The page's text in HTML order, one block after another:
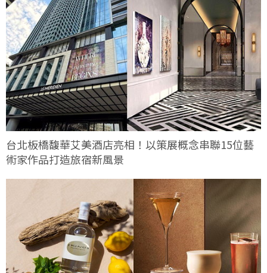
台北板橋馥華艾美酒店亮相！以策展概念串聯15位藝
術家作品打造旅宿新風景